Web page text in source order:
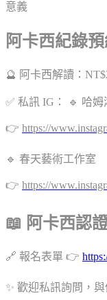
意義
阿卡西紀錄
🔮 阿卡西解讀：
✅ 私訊 IG： 🔹 哈姆
👉 https://
🔹 春天藝術工作室
👉 https://
📖 阿卡西認
🔗 報名表單 👉
✨ 歡迎私訊詢問，